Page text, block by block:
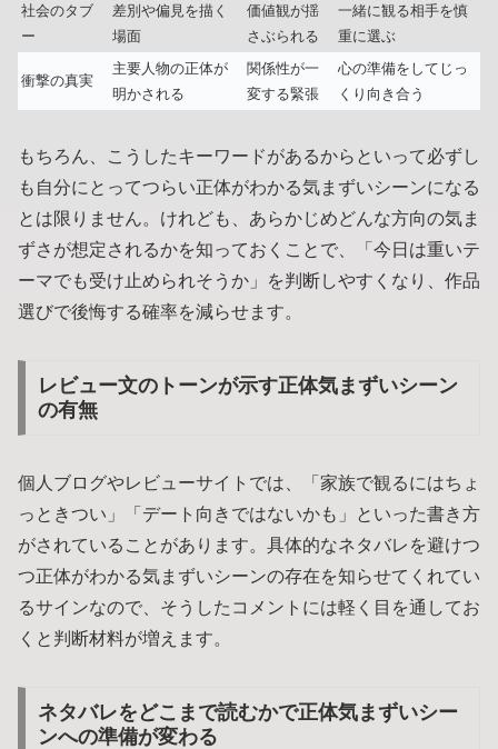
社会のタブ
ー
差別や偏見を描く
場面
価値観が揺
さぶられる
一緒に観る相手を慎
重に選ぶ
衝撃の真実
主要人物の正体が
明かされる
関係性が一
変する緊張
心の準備をしてじっ
くり向き合う
もちろん、こうしたキーワードがあるからといって必ずし
も自分にとってつらい正体がわかる気まずいシーンになる
とは限りません。けれども、あらかじめどんな方向の気ま
ずさが想定されるかを知っておくことで、「今日は重いテ
ーマでも受け止められそうか」を判断しやすくなり、作品
選びで後悔する確率を減らせます。
レビュー文のトーンが示す正体気まずいシーン
の有無
個人ブログやレビューサイトでは、「家族で観るにはちょ
っときつい」「デート向きではないかも」といった書き方
がされていることがあります。具体的なネタバレを避けつ
つ正体がわかる気まずいシーンの存在を知らせてくれてい
るサインなので、そうしたコメントには軽く目を通してお
くと判断材料が増えます。
ネタバレをどこまで読むかで正体気まずいシー
ンへの準備が変わる